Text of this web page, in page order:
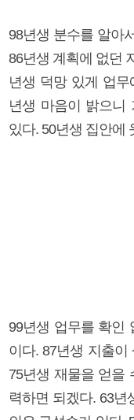
98년생 분수를 알아
86년생 계획에 없던
년생 덕망 있게 업
년생 마음이 밝으니
있다. 50년생 집안에
99년생 업무를 확인
이다. 87년생 지출
75년생 재물을 얻을
력하면 되겠다. 63